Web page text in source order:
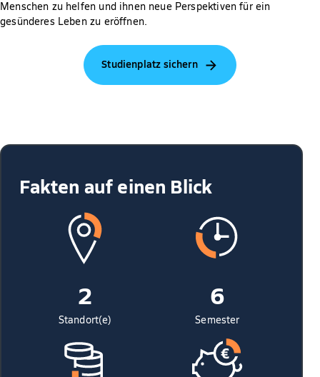
Menschen zu helfen und ihnen neue Perspektiven für ein
gesünderes Leben zu eröffnen.
Studienplatz sichern
Fakten auf einen Blick
2
Standort(e)
6
Semester